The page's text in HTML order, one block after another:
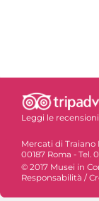
Leggi le
Mercati di Traiano
00187 Roma -
© 2017 Musei in
Responsabilità /